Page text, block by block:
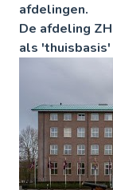
afdelingen.
De afdeling
als 'thuisbasis'